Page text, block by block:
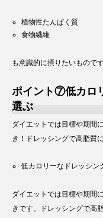
植物性たんぱく質
食物繊維
も意識的に摂りたいものです
ポイント⑦低カロ
選ぶ
ダイエットでは目標や期間
き！ドレッシングで高脂質
低カロリーなドレッシン
ダイエットでは目標や期間
きです。ドレッシングで高